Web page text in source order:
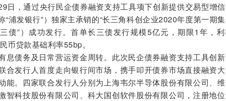
通过央行民企债券融资支持工具项下创新提供交易型增
“浦发银行”）独家主承销的“长三角科创企业2020年度第一期
债”）成功发行。首单长三债发行规模5亿元，期限1年，
币贷款基础利率55bp。
债务及日常营运资金周转。此次民企债券融资支持工具创
合发行人首度走向银行间市场，携手叩开债券市场直接融资大
能。四家联合发行人分别为上海韦尔半导体股份有限公司、
智科技股份有限公司、科大国创软件股份有限公司，注册地